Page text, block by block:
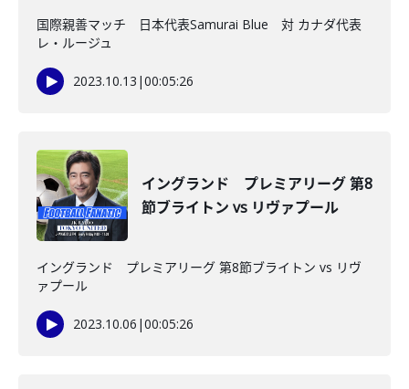
国際親善マッチ 日本代表Samurai Blue 対 カナダ代表
レ・ルージュ
2023.10.13 |00:05:26
イングランド プレミアリーグ 第8
節ブライトン vs リヴァプール
イングランド プレミアリーグ 第8節ブライトン vs リヴ
ァプール
2023.10.06 |00:05:26